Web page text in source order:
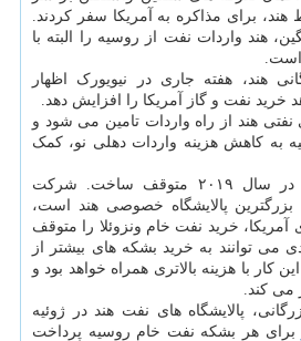
برای مذاکره به آمریکا سفر کردند.
هند واردات نفت از روسیه را البته با
است.
هند، هفته جاری در نیویورک اظهار
نفت و گاز آمریکا را افزایش دهد.
نفتی هند از راه واردات تامین می شود و
به کاهش هزینه واردات دهلی نو، کمک
هند خرید نفت ایران را در سال ۲۰۱۹ متوقف ساخت. شرکت
بزرگترین پالایشگاه خصوصی هند است،
آمریکا، خرید نفت خام ونزوئلا را متوقف
می توانند به خرید بشکه های بیشتر از
کار با هزینه بالاتری همراه خواهد بود و
می کند.
پالایشگاه های نفت هند در ژوئیه
برای هر بشکه نفت خام روسیه پرداخت